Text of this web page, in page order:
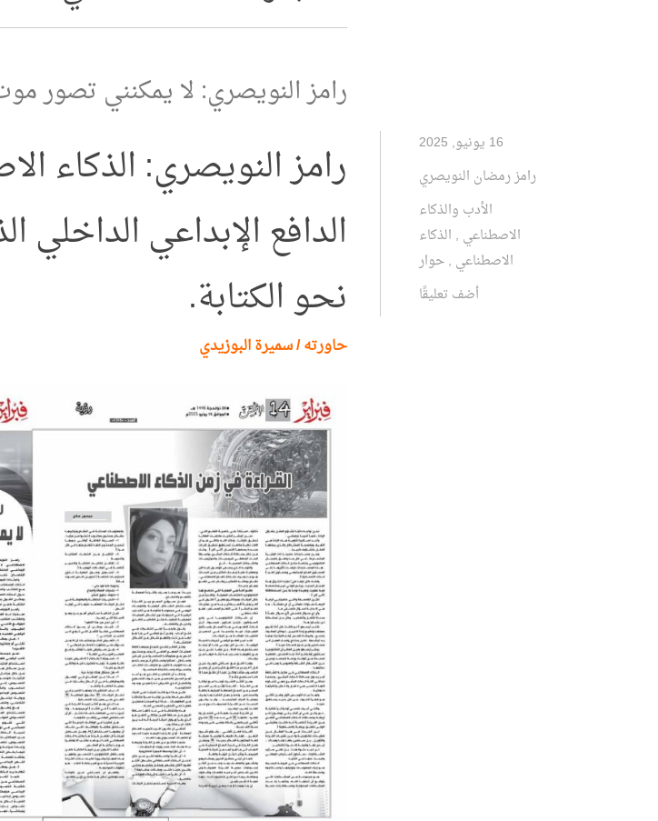
رامز النويصري: لا يمكنني تصور
16 يونيو, 2025
رامز رمضان النويصري
الأدب والذكاء
الاصطناعي , الذكاء
الاصطناعي ,حوار
أضف تعليقًا
رامز النويصري: الذكاء
الدافع الإبداعي الداخلي
نحو الكتابة.
حاورته / سميرة البوزيدي